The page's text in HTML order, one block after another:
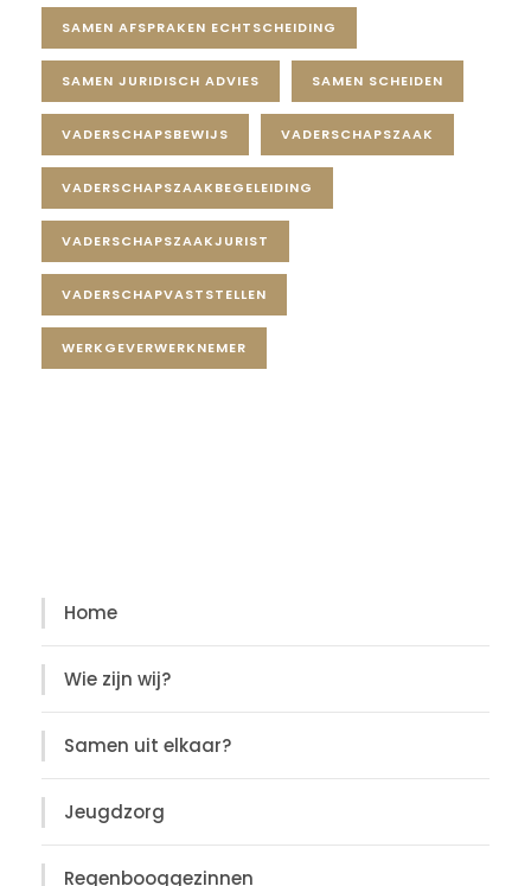
SAMEN AFSPRAKEN ECHTSCHEIDING
SAMEN JURIDISCH ADVIES SAMEN SCHEIDEN
VADERSCHAPSBEWIJS VADERSCHAPSZAAK
VADERSCHAPSZAAKBEGELEIDING
VADERSCHAPSZAAKJURIST
VADERSCHAPVASTSTELLEN
WERKGEVERWERKNEMER
Home
Wie zijn wij?
Samen uit elkaar?
Jeugdzorg
Regenbooggezinnen